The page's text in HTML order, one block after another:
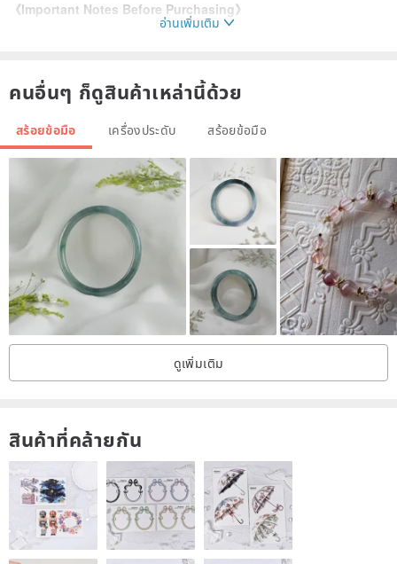
《Important Notes Before Purchasing》
▶ Each piece is carefully selected and meticulously inspected by
If any imperfections are present, they will be clearly stated in the
product description. Detailed photos can be provided upon private
message request.
▶ Natural gemstones possess inherent natural formations and
textures. Please confirm your acceptance and liking of these details
before purchasing.
▶ All minerals are free from artificial enhancements (acid dipping,
resin filling, dyeing, high-temperature treatment). We support
verification by any gemological institute. We can also assist in
sending items for certification at an additional fee (covering
certificate and shipping costs). Please do not compare with
▶ Items are typically shipped within 3-5 days. If certification is
advance if you require certification before placing your order.
iPhone 12 Pro Max. Jadeite and Tianshan Jade are photographed
under natural light, without filters or editing, to provide the most
authentic product images. Chalcedony is photographed under light
to fully showcase its condition.
อ่านเพิ่มเติม
คนอื่นๆ ก็ดูสินค้าเหล่านี้ด้วย
สร้อยข้อมือ เครื่องประดับ สร้อยข้อมือ
ดูเพิ่มเติม
สินค้าที่คล้ายกัน